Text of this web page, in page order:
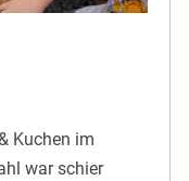
Kuchen im
war schier